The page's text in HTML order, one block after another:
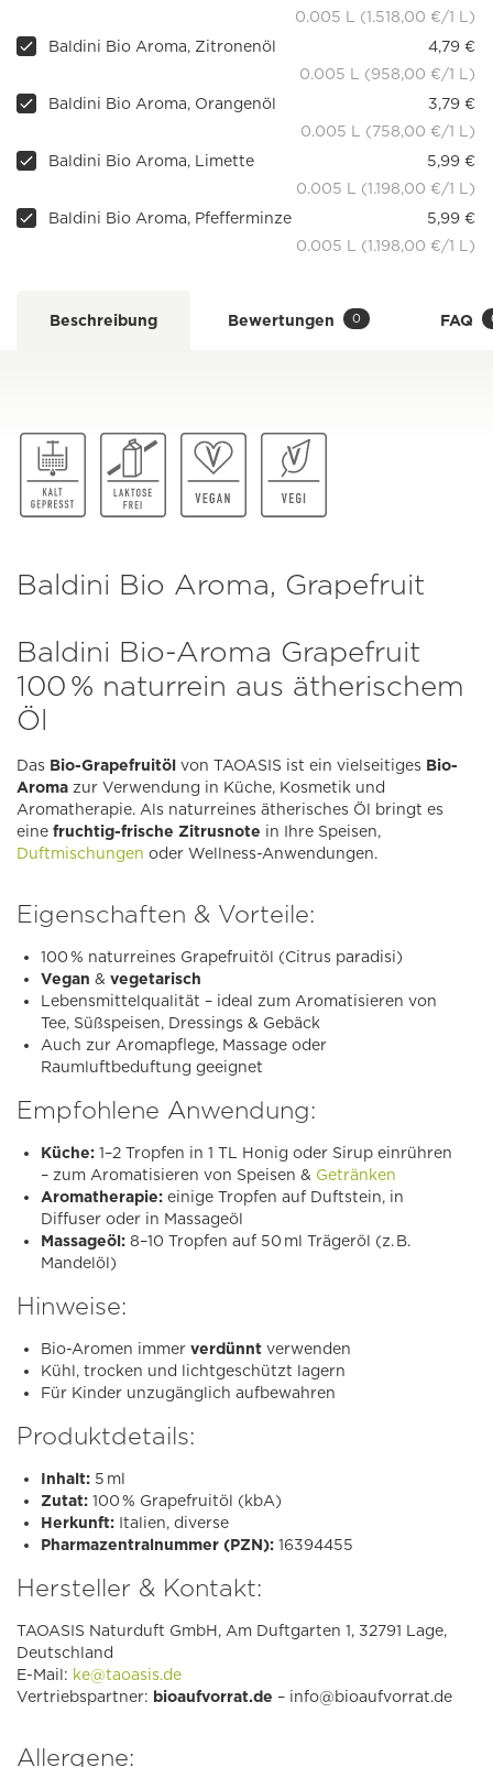
0.005 L (1.518,00 €/1 L)
Baldini Bio Aroma, Zitronenöl
4,79 €
0.005 L (958,00 €/1 L)
Baldini Bio Aroma, Orangenöl
3,79 €
0.005 L (758,00 €/1 L)
Baldini Bio Aroma, Limette
5,99 €
0.005 L (1.198,00 €/1 L)
Baldini Bio Aroma, Pfefferminze
5,99 €
0.005 L (1.198,00 €/1 L)
Beschreibung Bewertungen 0 FAQ
Baldini Bio Aroma, Grapefruit
Baldini Bio-Aroma Grapefruit
100 % naturrein aus ätherischem
Öl
Das Bio-Grapefruitöl von TAOASIS ist ein vielseitiges Bio-
Aroma zur Verwendung in Küche, Kosmetik und
Aromatherapie. Als naturreines ätherisches Öl bringt es
eine fruchtig-frische Zitrusnote in Ihre Speisen,
Duftmischungen oder Wellness-Anwendungen.
Eigenschaften & Vorteile:
100 % naturreines Grapefruitöl (Citrus paradisi)
Vegan & vegetarisch
Lebensmittelqualität – ideal zum Aromatisieren von
Tee, Süßspeisen, Dressings & Gebäck
Auch zur Aromapflege, Massage oder
Raumluftbeduftung geeignet
Empfohlene Anwendung:
Küche: 1–2 Tropfen in 1 TL Honig oder Sirup einrühren
– zum Aromatisieren von Speisen & Getränken
Aromatherapie: einige Tropfen auf Duftstein, in
Diffuser oder in Massageöl
Massageöl: 8–10 Tropfen auf 50 ml Trägeröl (z. B.
Mandelöl)
Hinweise:
Bio-Aromen immer verdünnt verwenden
Kühl, trocken und lichtgeschützt lagern
Für Kinder unzugänglich aufbewahren
Produktdetails:
Inhalt: 5 ml
Zutat: 100 % Grapefruitöl (kbA)
Herkunft: Italien, diverse
Pharmazentralnummer (PZN): 16394455
Hersteller & Kontakt:
TAOASIS Naturduft GmbH, Am Duftgarten 1, 32791 Lage,
Deutschland
E-Mail: ke@taoasis.de
Vertriebspartner: bioaufvorrat.de – info@bioaufvorrat.de
Allergene: